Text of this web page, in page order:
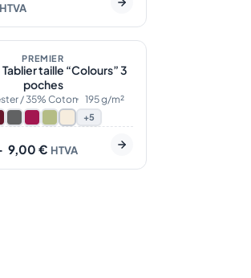
HTVA
12
PREMIER
Tablier taille “Colours” 3
poches
/ 35% Coton 195 g/m²
+5
9,00 €
Plage
de
prix :
7,50 €
à
9,00 €
HTVA